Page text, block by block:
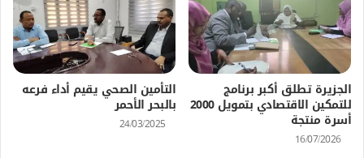
الجزيرة تطلق أكبر برنامج
للتمكين الاقتصادي بتمويل 2000
أسرة منتجة
16/07/2026
التأمين الصحي يقيم أداء فرعه
بالبحر الأحمر
24/03/2025